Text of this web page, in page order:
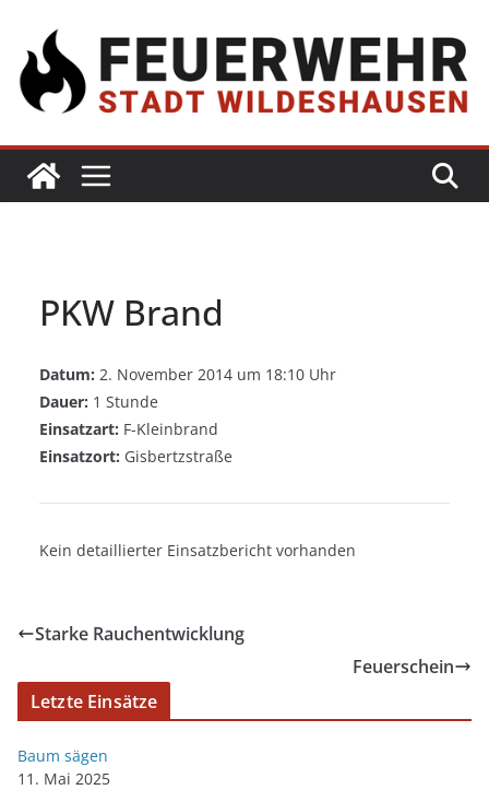
PKW Brand
Datum: 2. November 2014 um 18:10 Uhr
Dauer: 1 Stunde
Einsatzart: F-Kleinbrand
Einsatzort: Gisbertzstraße
Kein detaillierter Einsatzbericht vorhanden
Starke Rauchentwicklung
Feuerschein
Letzte Einsätze
Baum sägen
11. Mai 2025